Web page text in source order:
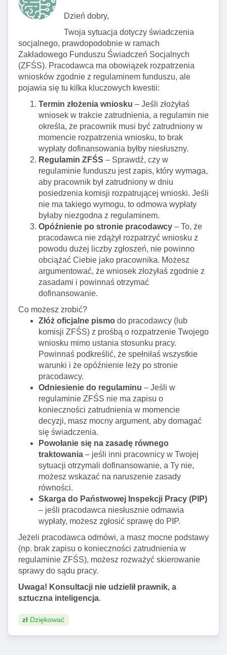
Dzień dobry,
Twoja sytuacja dotyczy świadczenia
socjalnego, prawdopodobnie w ramach
Zakładowego Funduszu Świadczeń Socjalnych
(ZFŚS). Pracodawca ma obowiązek rozpatrzenia
wniosków zgodnie z regulaminem funduszu, ale
pojawia się tu kilka kluczowych kwestii:
Termin złożenia wniosku – Jeśli złożyłaś
wniosek w trakcie zatrudnienia, a regulamin nie
określa, że pracownik musi być zatrudniony w
momencie rozpatrzenia wniosku, to brak
wypłaty dofinansowania byłby niesłuszny.
Regulamin ZFŚS – Sprawdź, czy w
regulaminie funduszu jest zapis, który wymaga,
aby pracownik był zatrudniony w dniu
posiedzenia komisji rozpatrującej wnioski. Jeśli
nie ma takiego wymogu, to odmowa wypłaty
byłaby niezgodna z regulaminem.
Opóźnienie po stronie pracodawcy – To, że
pracodawca nie zdążył rozpatrzyć wniosku z
powodu dużej liczby zgłoszeń, nie powinno
obciążać Ciebie jako pracownika. Możesz
argumentować, że wniosek złożyłaś zgodnie z
zasadami i powinnaś otrzymać
dofinansowanie.
Co możesz zrobić?
Złóż oficjalne pismo do pracodawcy (lub
komisji ZFŚS) z prośbą o rozpatrzenie Twojego
wniosku mimo ustania stosunku pracy.
Powinnaś podkreślić, że spełniłaś wszystkie
warunki i że opóźnienie leży po stronie
pracodawcy.
Odniesienie do regulaminu – Jeśli w
regulaminie ZFŚS nie ma zapisu o
konieczności zatrudnienia w momencie
decyzji, masz mocny argument, aby domagać
się świadczenia.
Powołanie się na zasadę równego
traktowania – jeśli inni pracownicy w Twojej
sytuacji otrzymali dofinansowanie, a Ty nie,
możesz wskazać na naruszenie zasady
równości.
Skarga do Państwowej Inspekcji Pracy (PIP)
– jeśli pracodawca niesłusznie odmawia
wypłaty, możesz zgłosić sprawę do PIP.
Jeżeli pracodawca odmówi, a masz mocne podstawy
(np. brak zapisu o konieczności zatrudnienia w
regulaminie ZFŚS), możesz rozważyć skierowanie
sprawy do sądu pracy.
Uwaga! Konsultacji nie udzielił prawnik, a
sztuczna inteligencja.
zł Dziękować